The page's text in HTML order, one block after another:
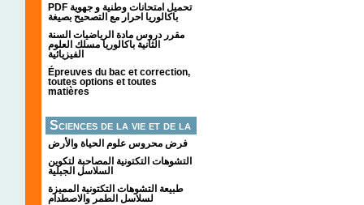
PDF تحميل امتحانات وطنية و جهوية
باكالوريا احرار مع التصحيح بصيغة
مقرر دروس مادة الرياضيات السنة
الثانية باكالوريا مسلك العلوم
الفيزيائية
Épreuves du bac et correction,
toutes options et toutes
matières
Sciences de la vie et de la
terre
فرض محروس علوم الحياة والأرض
التشوهات التكتونیة المصاحبة لتكوین
السلاسل الجبلیة
طبيعة التشوهات التكتونية المميزة
لسلاسل الطمر والاصطدام